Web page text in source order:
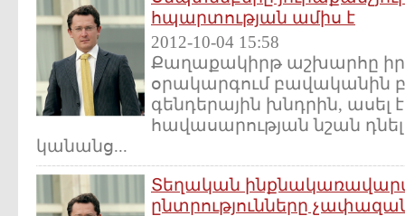
հպարտության ամիս է
2012-10-04 15:58
Քաղաքակիրթ աշխարհը իր
օրակարգում բավականին
գենդերային խնդրին, ասել
հավասարության նշան
կանանց...
Տեղական
ընտրությունները